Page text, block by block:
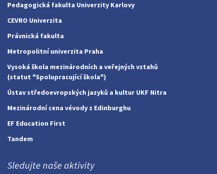
Pedagogická fakulta Univerzity Karlovy
CEVRO Univerzita
Právnická fakulta
Metropolitní univerzita Praha
Vysoká škola mezinárodních a veřejných vztahů
(statut "Spolupracující škola")
Ústav středoevropských jazyků a kultur UKF Nitra
Mezinárodní cena vévody z Edinburghu
EF Education First
Tandem
Sledujte naše aktivity